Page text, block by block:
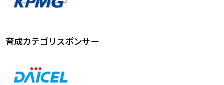
育成カテゴリスポンサー